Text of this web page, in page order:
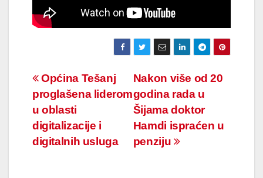
Navigacija
članaka
Nakon više od 20
godina rada u
Šijama doktor
Hamdi ispraćen u
penziju
Općina Tešanj
proglašena liderom
u oblasti
digitalizacije i
digitalnih usluga